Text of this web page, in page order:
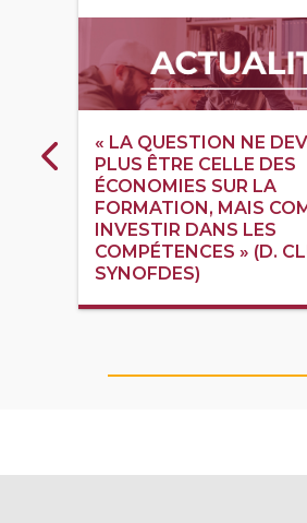
« LA QUESTION NE
PLUS ÊTRE CELLE DES
ÉCONOMIES SUR LA
FORMATION, MAIS
INVESTIR DANS LES
COMPÉTENCES » (D.
SYNOFDES)
Précédent